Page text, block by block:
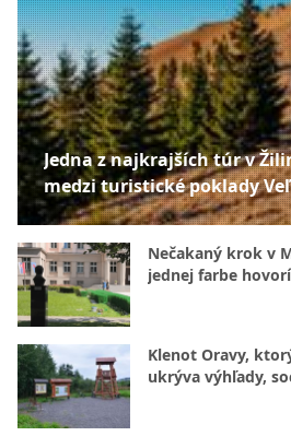
Jedna z najkrajších túr v
medzi turistické poklady
Nečakaný krok v
jednej farbe
Klenot Oravy,
ukrýva výhľady,